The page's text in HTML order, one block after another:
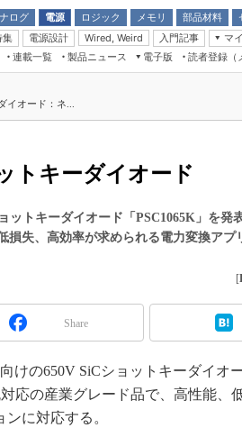
ログ
電源
ロジック
メモリ
部品材料
受動部品
集
電源設計 Wired, Weird
入門記事
ー入門
マ
マイコン講座 計測機器
CEATEC
組込み/エ
人とくるま展
連載一覧
製品ニュース
電子版
レット
読者登録（
イオード：ネ...
トキーダイオード
ットキーダイオード「PSC1065K」を発
損失、高効率が求められる電力変換アプ
[
Share
けの650V SiCショットキーダイオ
応の産業グレード品で、高性能、
に対応する。